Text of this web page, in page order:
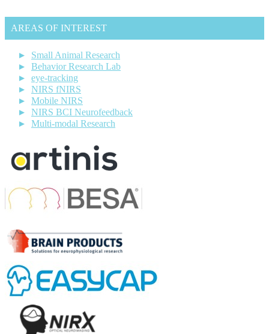
AREAS OF INTEREST
Small Animal Research
Behavior Research Lab
eye-tracking
NIRS fNIRS
Mobile NIRS
NIRS BCI Neurofeedback
Multi-modal Research